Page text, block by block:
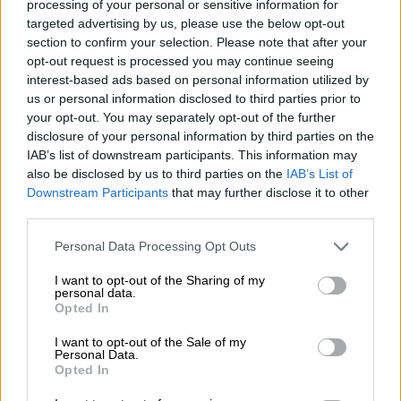
processing of your personal or sensitive information for
targeted advertising by us, please use the below opt-out
section to confirm your selection. Please note that after your
opt-out request is processed you may continue seeing
interest-based ads based on personal information utilized by
us or personal information disclosed to third parties prior to
your opt-out. You may separately opt-out of the further
disclosure of your personal information by third parties on the
IAB’s list of downstream participants. This information may
also be disclosed by us to third parties on the IAB’s List of
Downstream Participants that may further disclose it to other
Please note that this website/app uses one or more Google
not limited to your visit or usage behaviour. You may click to
grant or deny consent to Google and its third-party tags to
use your data for below specified purposes in below Google
consent section.
Personal Data Processing Opt Outs
I want to opt-out of the Sharing of my
personal data.
Opted In
I want to opt-out of the Sale of my
Personal Data.
Opted In
επιβεβαιωμένα, άλλα πιθανολογούμενα. Δύο
από αυτά«ανακαλύφθηκαν» το 1788 και το
1789από τον Λουί Φρανσουά Σεμπαστιάο
Φοβέλ (1753-1838), ζωγράφο, διπλωμάτη και
αρχαιολόγο, ο οποίος τότε εργαζόταν για
τον πρέσβη της Γαλλίας στην Οθωμανική
Αυτοκρατορία. Ο Φοβέλ, όπως αναφέρεται
στο άρθρο,είχε λάβει σαφείς οδηγίεςαπό
τον εργοδότη του, τα λόγια του οποίου
έχουν μείνει στην ιστορία: «Πάρτε ό,τι
μπορείτε, χρησιμοποιήστε κάθε δυνατό
στην Αθήνα και στην επικράτειά της
οτιδήποτε μπορεί να λεηλατηθεί (...).
λυπηθείτε ούτε τους νεκρούς ούτε τους
ζωντανούς».